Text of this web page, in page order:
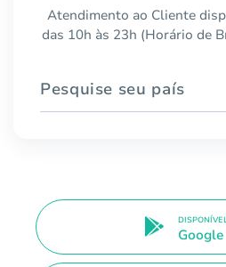
Atendimento ao Cliente
das 10h às 23h (Horário de
Pesquise seu país